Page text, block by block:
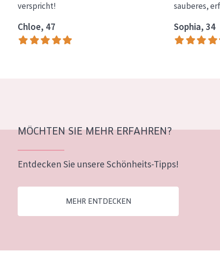
Expert
HAUTTYP
Der Sonne ausgesetzte Haut
ALTER
Alter: 35 to 55
verspricht!
Chloe, 47
sauberes,
Sophia, 34
MÖCHTEN SIE MEHR ERFAHREN?
Entdecken Sie unsere Schönheits-Tipps!
MEHR ENTDECKEN